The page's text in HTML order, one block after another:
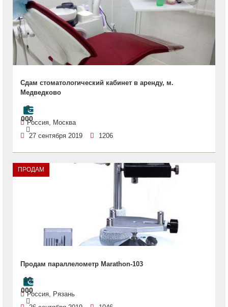
Сдам стоматологический кабинет в аренду, м.
Медведково
3
000Россия, Москва
27 сентября 2019
1206
ПРОДАМ
Продам параллелометр Marathon-103
10
000Россия, Рязань